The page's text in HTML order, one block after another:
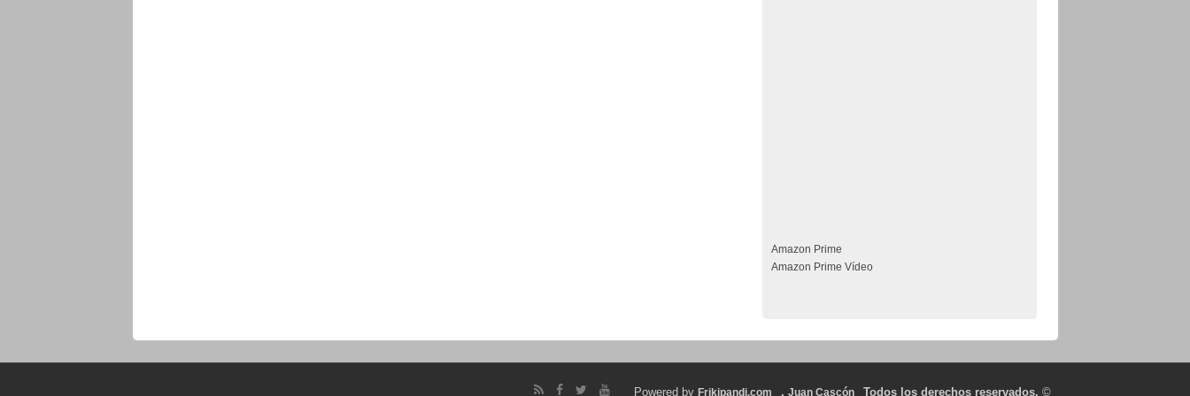
Amazon Prime
Amazon Prime Vídeo
Powered by Frikipandi.com . Juan Cascón Todos los derechos reservados. ©